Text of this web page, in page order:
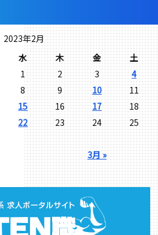
2023年2月
水 木 金 土
3月 »
1 2 3
4
8 9 10
11
15 16 17
18
22 23 24
25